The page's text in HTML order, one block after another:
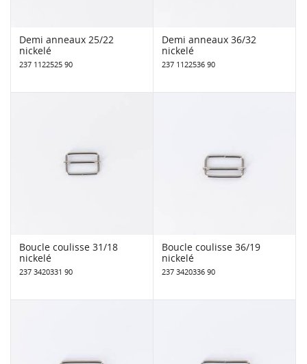
Demi anneaux 25/22
nickelé
237 1122525 90
Demi anneaux 36/32
nickelé
237 1122536 90
Boucle coulisse 31/18
nickelé
237 3420331 90
Boucle coulisse 36/19
nickelé
237 3420336 90